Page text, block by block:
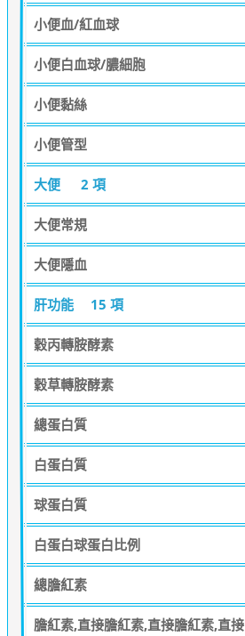
小便血/紅血球
小便白血球/膿細胞
小便黏絲
小便管型
大便 2 項
大便常規
大便隱血
肝功能 15 項
穀丙轉胺酵素
穀草轉胺酵素
總蛋白質
白蛋白質
球蛋白質
白蛋白球蛋白比例
總膽紅素
膽紅素,直接膽紅素,直接膽紅素,直接